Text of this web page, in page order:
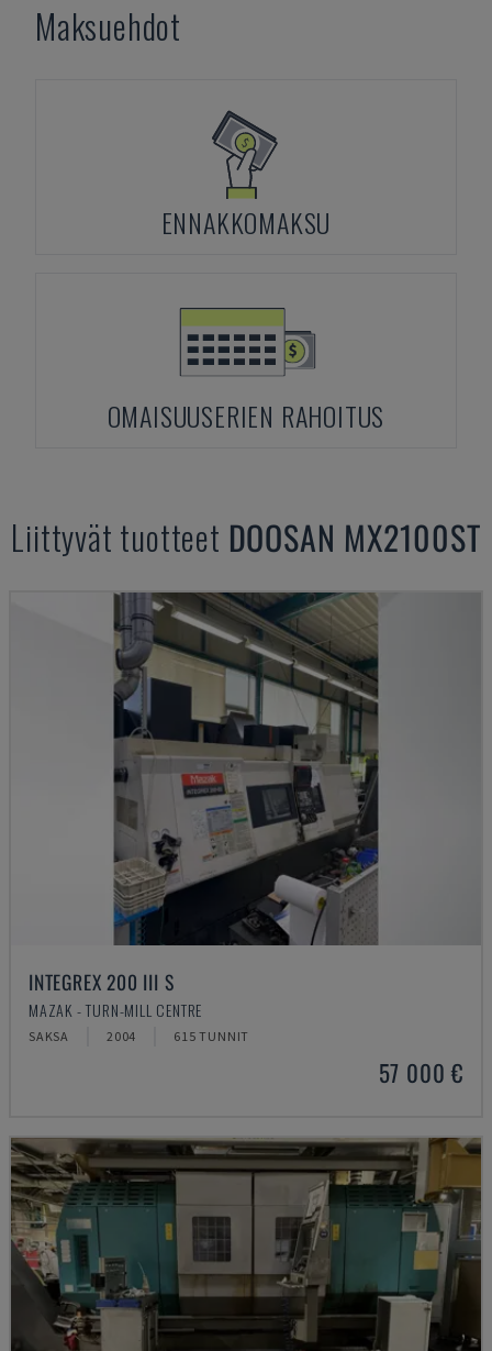
Maksuehdot
ENNAKKOMAKSU
OMAISUUSERIEN RAHOITUS
Liittyvät tuotteet DOOSAN MX2100ST
INTEGREX 200 III S
MAZAK - TURN-MILL CENTRE
SAKSA 2004 615 TUNNIT
57 000 €